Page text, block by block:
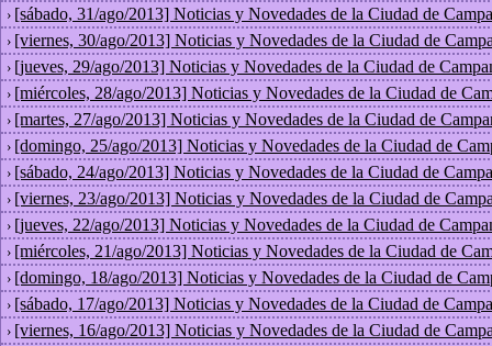
› [sábado, 31/ago/2013] Noticias y Novedades de la Ciudad de
› [viernes, 30/ago/2013] Noticias y Novedades de la Ciudad de
› [jueves, 29/ago/2013] Noticias y Novedades de la Ciudad de
› [miércoles, 28/ago/2013] Noticias y Novedades de la Ciudad de
› [martes, 27/ago/2013] Noticias y Novedades de la Ciudad de
› [domingo, 25/ago/2013] Noticias y Novedades de la Ciudad de
› [sábado, 24/ago/2013] Noticias y Novedades de la Ciudad de
› [viernes, 23/ago/2013] Noticias y Novedades de la Ciudad de
› [jueves, 22/ago/2013] Noticias y Novedades de la Ciudad de
› [miércoles, 21/ago/2013] Noticias y Novedades de la Ciudad de
› [domingo, 18/ago/2013] Noticias y Novedades de la Ciudad de
› [sábado, 17/ago/2013] Noticias y Novedades de la Ciudad de
› [viernes, 16/ago/2013] Noticias y Novedades de la Ciudad de